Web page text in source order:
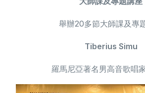
舉辦20多節大師課及專
Tiberius Simu
羅馬尼亞著名男高音歌唱